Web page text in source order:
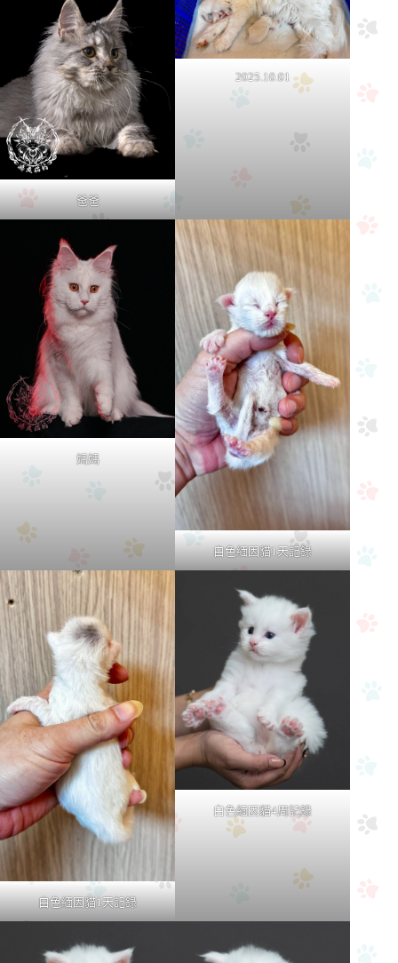
爸爸
2025.10.01
媽媽
白色緬因貓1天記錄
白色緬因貓1天記錄
白色緬因貓4周記錄